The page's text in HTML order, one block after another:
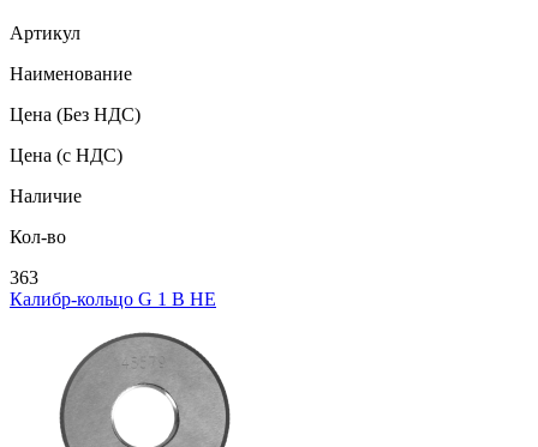
Артикул
Наименование
Цена (Без НДС)
Цена (с НДС)
Наличие
Кол-во
363
Калибр-кольцо G 1 В НЕ